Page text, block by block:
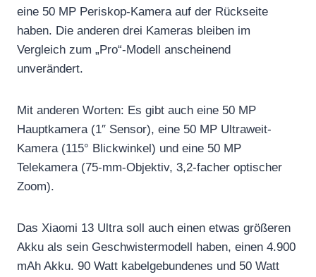
eine 50 MP Periskop-Kamera auf der Rückseite
haben. Die anderen drei Kameras bleiben im
Vergleich zum „Pro“-Modell anscheinend
unverändert.
Mit anderen Worten: Es gibt auch eine 50 MP
Hauptkamera (1″ Sensor), eine 50 MP Ultraweit-
Kamera (115° Blickwinkel) und eine 50 MP
Telekamera (75-mm-Objektiv, 3,2-facher optischer
Zoom).
Das Xiaomi 13 Ultra soll auch einen etwas größeren
Akku als sein Geschwistermodell haben, einen 4.900
mAh Akku. 90 Watt kabelgebundenes und 50 Watt